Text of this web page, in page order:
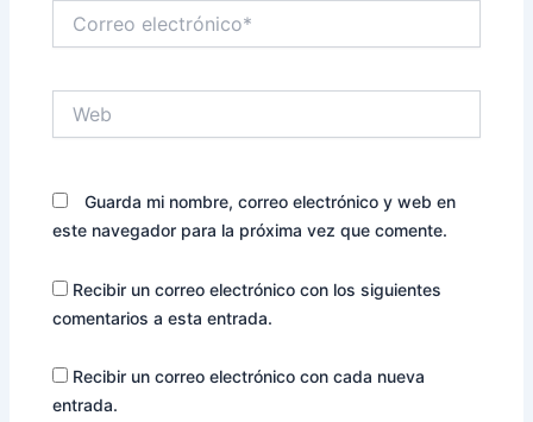
electrónico*
Guarda mi nombre, correo electrónico y web en
este navegador para la próxima vez que comente.
Recibir un correo electrónico con los siguientes
comentarios a esta entrada.
Recibir un correo electrónico con cada nueva
entrada.